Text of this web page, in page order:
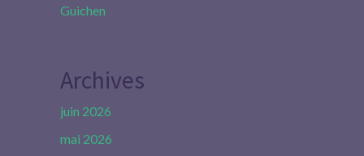
Guichen
Archives
juin 2026
mai 2026